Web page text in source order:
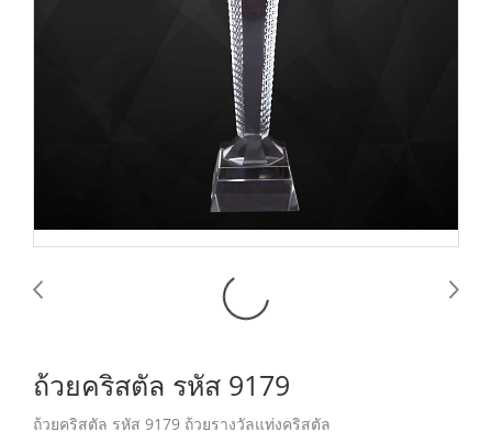
ถ้วยคริสตัล รหัส 9179
ถ้วยคริสตัล รหัส 9179 ถ้วยรางวัลแท่งคริสตัล